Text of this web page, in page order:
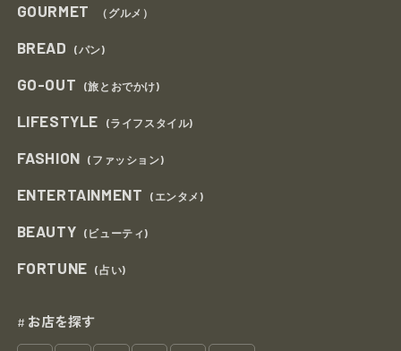
GOURMET （グルメ）
BREAD (パン)
GO-OUT (旅とおでかけ)
LIFESTYLE (ライフスタイル)
FASHION (ファッション)
ENTERTAINMENT (エンタメ)
BEAUTY (ビューティ)
FORTUNE (占い)
# お店を探す